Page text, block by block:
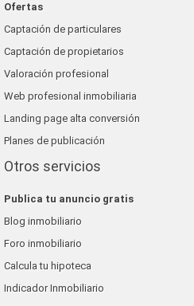
Ofertas
Captación de particulares
Captación de propietarios
Valoración profesional
Web profesional inmobiliaria
Landing page alta conversión
Planes de publicación
Otros servicios
Publica tu anuncio gratis
Blog inmobiliario
Foro inmobiliario
Calcula tu hipoteca
Indicador Inmobiliario